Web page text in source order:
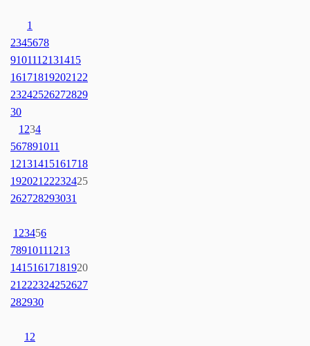
1
2345678
9101112131415
161718192021 22
23242526272829
30
1 234
567891011
12131415161718
192021 22232425
262728293031
1 23456
78910111213
14151617181920
21 222324252627
282930
1 2